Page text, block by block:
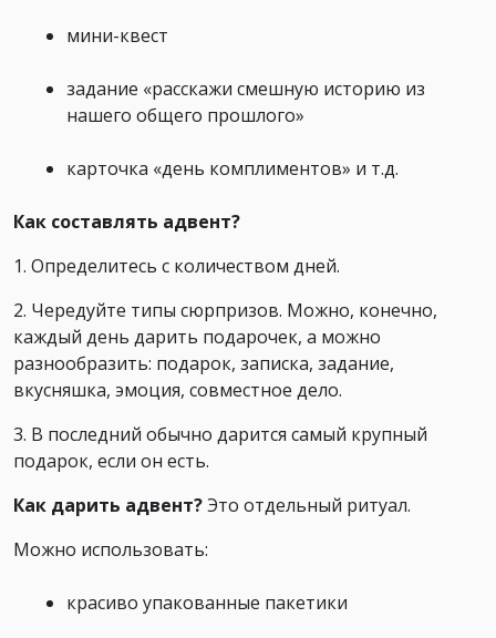
мини-квест
задание «расскажи смешную историю из
нашего общего прошлого»
карточка «день комплиментов» и т.д.
Как составлять адвент?
1. Определитесь с количеством дней.
2. Чередуйте типы сюрпризов. Можно, конечно,
каждый день дарить подарочек, а можно
разнообразить: подарок, записка, задание,
вкусняшка, эмоция, совместное дело.
3. В последний обычно дарится самый крупный
подарок, если он есть.
Как дарить адвент?Это отдельный ритуал.
Можно использовать:
красиво упакованные пакетики